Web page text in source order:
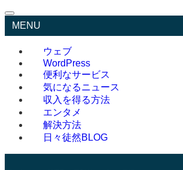
MENU
ウェブ
WordPress
便利なサービス
気になるニュース
収入を得る方法
エンタメ
解決方法
日々徒然BLOG